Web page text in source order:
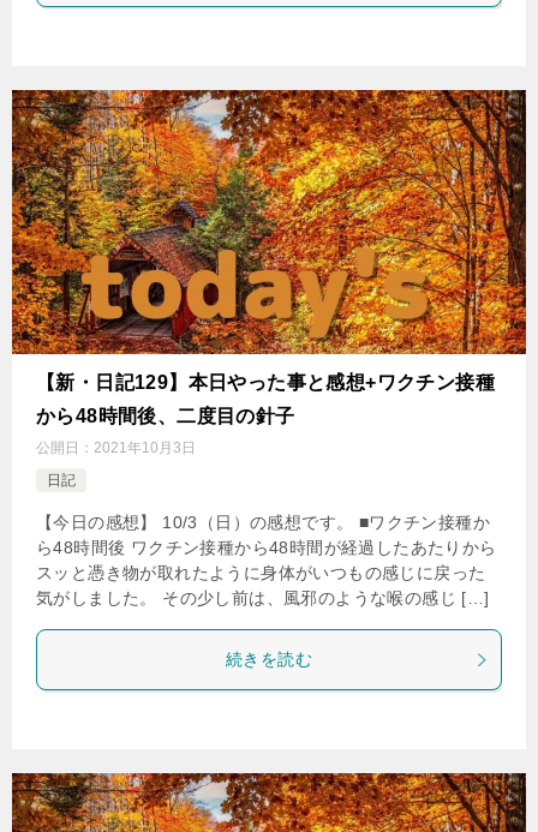
【新・日記129】本日やった事と感想+ワクチン接種
から48時間後、二度目の針子
公開日： 2021年10月3日
日記
【今日の感想】 10/3（日）の感想です。 ■ワクチン接種か
ら48時間後 ワクチン接種から48時間が経過したあたりから
スッと憑き物が取れたように身体がいつもの感じに戻った
気がしました。 その少し前は、風邪のような喉の感じ […]
続きを読む